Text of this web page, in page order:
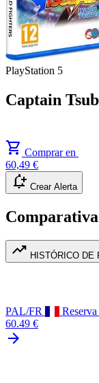
PlayStation 5
Captain
shopping_cart Comprar en
60,49 €
notification_add Crear Alerta
trending_up HISTÓRICO DE
PAL/FR
60.49 €
arrow_forward